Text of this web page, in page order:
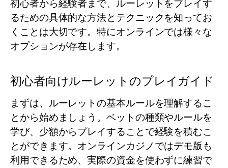
初心者から経験者まで、ルーレットをプレイす
るための具体的な方法とテクニックを知ってお
くことは大切です。特にオンラインでは様々な
オプションが存在します。
初心者向けルーレットのプレイガイド
まずは、ルーレットの基本ルールを理解するこ
とから始めましょう。ベットの種類やルールを
学び、少額からプレイすることで経験を積むこ
とができます。オンラインカジノではデモ版も
利用できるため、実際の資金を使わずに練習で